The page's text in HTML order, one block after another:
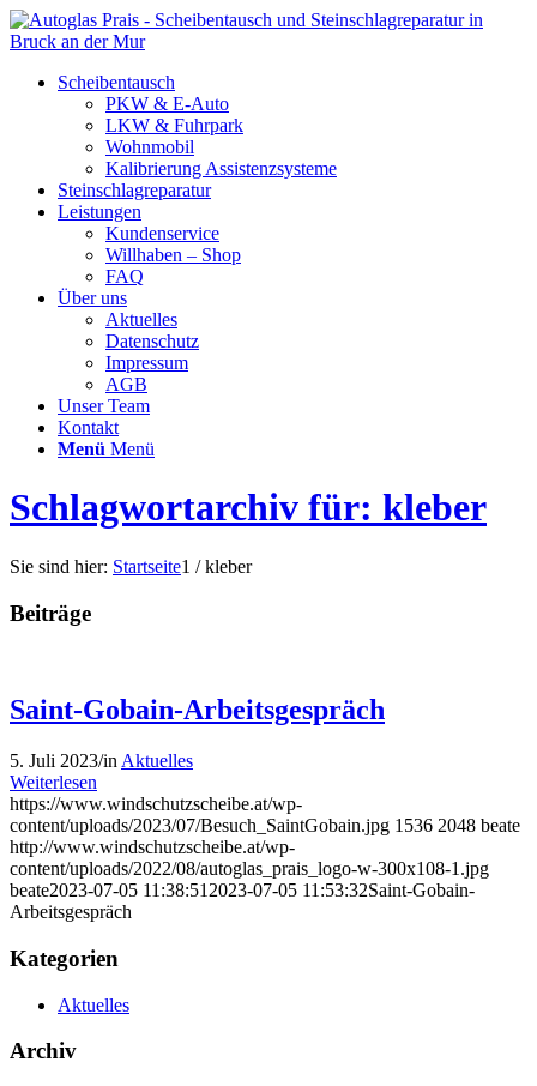
Scheibentausch
PKW & E-Auto
LKW & Fuhrpark
Wohnmobil
Kalibrierung Assistenzsysteme
Steinschlagreparatur
Leistungen
Kundenservice
Willhaben – Shop
FAQ
Über uns
Aktuelles
Datenschutz
Impressum
AGB
Unser Team
Kontakt
Menü Menü
Schlagwortarchiv für: kleber
Sie sind hier: Startseite1 / kleber
Beiträge
Saint-Gobain-Arbeitsgespräch
5. Juli 2023/in Aktuelles
Weiterlesen
https://www.windschutzscheibe.at/wp-
content/uploads/2023/07/Besuch_SaintGobain.jpg 1536 2048 beate
http://www.windschutzscheibe.at/wp-
content/uploads/2022/08/autoglas_prais_logo-w-300x108-1.jpg
beate2023-07-05 11:38:51 2023-07-05 11:53:32Saint-Gobain-
Arbeitsgespräch
Kategorien
Aktuelles
Archiv